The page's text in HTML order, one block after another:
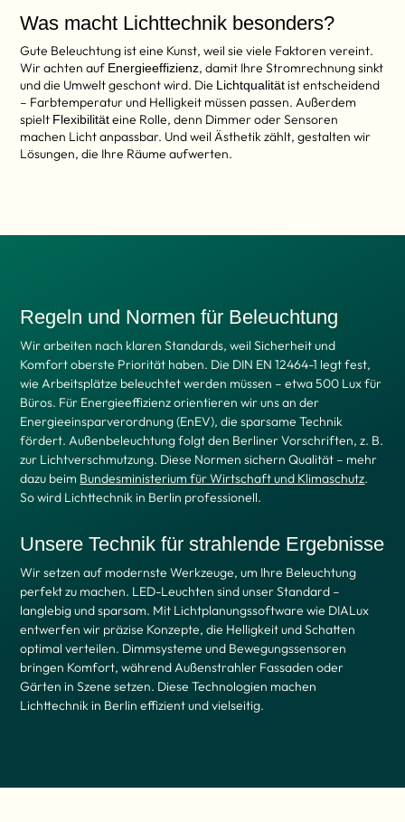
Was macht Lichttechnik besonders?
Gute Beleuchtung ist eine Kunst, weil sie viele Faktoren vereint.
Wir achten auf Energieeffizienz, damit Ihre Stromrechnung sinkt
und die Umwelt geschont wird. Die Lichtqualität ist entscheidend
– Farbtemperatur und Helligkeit müssen passen. Außerdem
spielt Flexibilitäteine Rolle, denn Dimmer oder Sensoren
machen Licht anpassbar. Und weil Ästhetik zählt, gestalten wir
Lösungen, die Ihre Räume aufwerten.
Regeln und Normen für Beleuchtung
Wir arbeiten nach klaren Standards, weil Sicherheit und
Komfort oberste Priorität haben. Die DIN EN 12464-1 legt fest,
wie Arbeitsplätze beleuchtet werden müssen – etwa 500 Lux für
Büros. Für Energieeffizienz orientieren wir uns an der
Energieeinsparverordnung (EnEV), die sparsame Technik
fördert. Außenbeleuchtung folgt den Berliner Vorschriften, z. B.
zur Lichtverschmutzung. Diese Normen sichern Qualität – mehr
dazu beim Bundesministerium für Wirtschaft und Klimaschutz.
So wird Lichttechnik in Berlin professionell.
Unsere Technik für strahlende Ergebnisse
Wir setzen auf modernste Werkzeuge, um Ihre Beleuchtung
perfekt zu machen. LED-Leuchten sind unser Standard –
langlebig und sparsam. Mit Lichtplanungssoftware wie DIALux
entwerfen wir präzise Konzepte, die Helligkeit und Schatten
optimal verteilen. Dimmsysteme und Bewegungssensoren
bringen Komfort, während Außenstrahler Fassaden oder
Gärten in Szene setzen. Diese Technologien machen
Lichttechnik in Berlin effizient und vielseitig.